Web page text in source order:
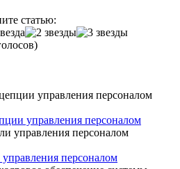
статью:
управления персоналом
персоналом